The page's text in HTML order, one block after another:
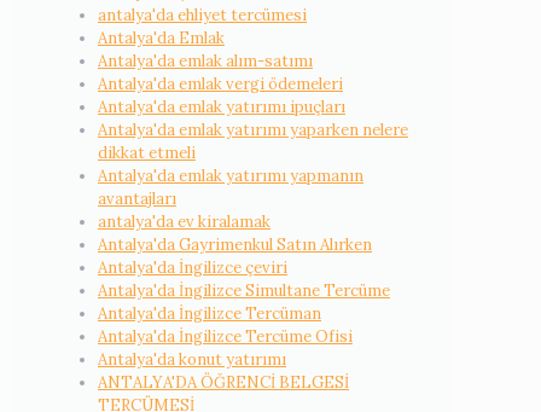
antalya'da ehliyet tercümesi
Antalya'da Emlak
Antalya'da emlak alım-satımı
Antalya'da emlak vergi ödemeleri
Antalya'da emlak yatırımı ipuçları
Antalya'da emlak yatırımı yaparken nelere
dikkat etmeli
Antalya'da emlak yatırımı yapmanın
avantajları
antalya'da ev kiralamak
Antalya'da Gayrimenkul Satın Alırken
Antalya'da İngilizce çeviri
Antalya'da İngilizce Simultane Tercüme
Antalya'da İngilizce Tercüman
Antalya'da İngilizce Tercüme Ofisi
Antalya'da konut yatırımı
ANTALYA'DA ÖĞRENCİ BELGESİ
TERCÜMESİ